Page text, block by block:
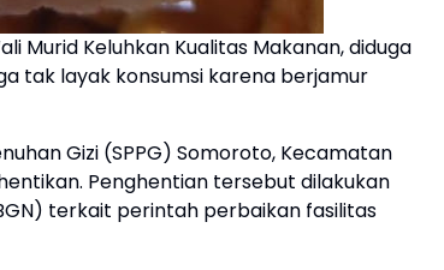
Murid Keluhkan Kualitas Makanan, diduga
tak layak konsumsi karena berjamur
Gizi (SPPG) Somoroto, Kecamatan
Penghentian tersebut dilakukan
terkait perintah perbaikan fasilitas